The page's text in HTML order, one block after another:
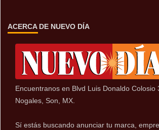
ACERCA DE NUEVO DÍA
Encuentranos en Blvd Luis Donaldo Colosio
Nogales, Son, MX.
Sí estás buscando anunciar tu marca,